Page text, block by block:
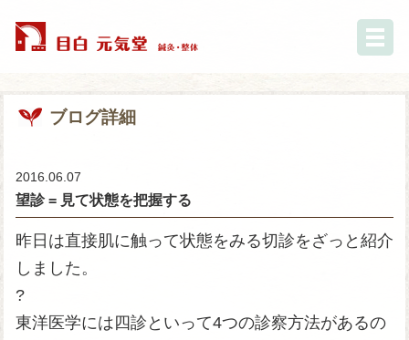
ブログ詳細
2016.06.07
望診 = 見て状態を把握する
昨日は直接肌に触って状態をみる切診をざっと紹介
しました。
?
東洋医学には四診といって4つの診察方法があるの